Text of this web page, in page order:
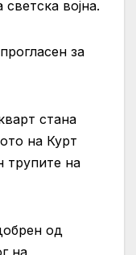
војна.
за
стана
на Курт
на
од